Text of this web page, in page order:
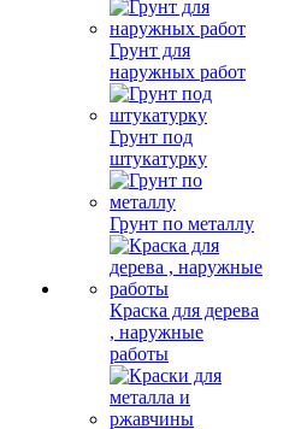
Грунт для
наружных работ
Грунт под
штукатурку
Грунт по металлу
Краска для дерева
, наружные
работы